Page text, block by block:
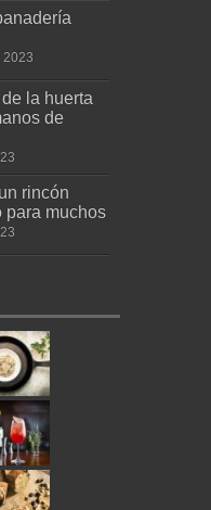
2023
la huerta
de
rincón
para muchos